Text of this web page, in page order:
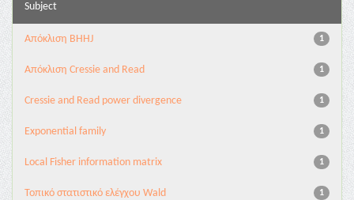
Subject
1
Aπόκλιση BHHJ
1
Aπόκλιση Cressie and Read
1
Cressie and Read power divergence
1
Exponential family
1
Local Fisher information matrix
1
Τοπικό στατιστικό ελέγχου Wald